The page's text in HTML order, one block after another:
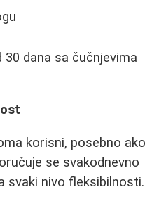
dana sa čučnjevima
korisni, posebno ako
se svakodnevno
svaki nivo fleksibilnosti.